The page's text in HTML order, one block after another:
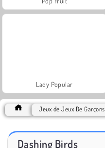
Lady Popular
Jeux de Jeux De Garçons
Dashing Birds